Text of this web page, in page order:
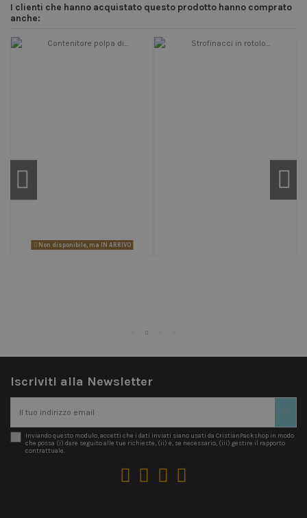
I clienti che hanno acquistato questo prodotto hanno comprato
anche:
Non disponibile, ma IN ARRIVO
Iscriviti alla Newsletter
Inviando questo modulo, accetti che i dati inviati siano usati da CristianPackshop in modo
che possa (i) dare seguito alle tue richieste, (ii) e, se necessario, (iii) gestire il rapporto
contrattuale.